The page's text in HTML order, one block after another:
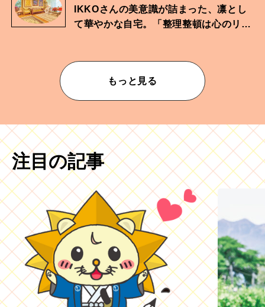
IKKOさんの美意識が詰まった、凛とし
て華やかな自宅。「整理整頓は心のリズ
もっと見る
注目の記事